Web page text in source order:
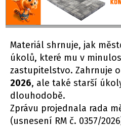
Materiál shrnuje, jak
úkolů, které mu v
zastupitelstvo. Zahrnuje
2026, ale také starší
dlouhodobě.
Zprávu projednala rada
(usnesení RM č. 0357/